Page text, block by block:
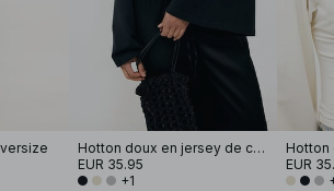
Hotton doux en jersey de coton à manches larges
EUR 35.95
+1
EUR